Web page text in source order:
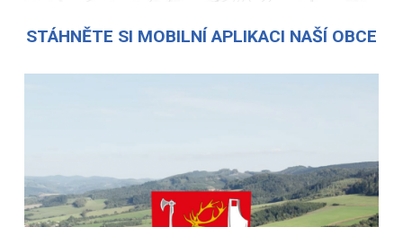
STÁHNĚTE SI MOBILNÍ APLIKACI NAŠÍ OBCE